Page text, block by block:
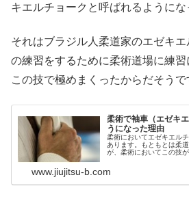
キエルチョークと呼ばれるようにな
それはブラジル人柔道家のエゼキ
の練習をするために柔術道場に練
この技で極めまくったからだそうで
柔術で袖車（エゼキ
うになった理由
柔術においてエゼキエル
あります。もともとは柔
が、柔術においてこの技
www.jiujitsu-b.com